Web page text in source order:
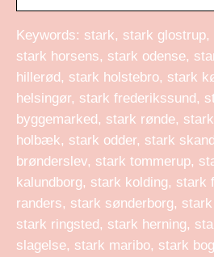
Keywords: stark, stark glostrup,
stark horsens, stark odense,
hillerød, stark holstebro, stark
helsingør, stark frederikssund,
byggemarked, stark rønde,
holbæk, stark odder, stark
brønderslev, stark tommerup,
kalundborg, stark kolding,
randers, stark sønderborg,
stark ringsted, stark herning,
slagelse, stark maribo, stark